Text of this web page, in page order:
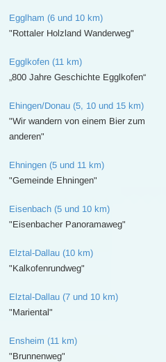
Egglham (6 und 10 km)
"Rottaler Holzland Wanderweg"
Egglkofen (11 km)
„800 Jahre Geschichte Egglkofen“
Ehingen/Donau (5, 10 und 15 km)
"Wir wandern von einem Bier zum
anderen"
Ehningen (5 und 11 km)
"Gemeinde Ehningen"
Eisenbach (5 und 10 km)
"Eisenbacher Panoramaweg"
Elztal-Dallau (10 km)
"Kalkofenrundweg"
Elztal-Dallau (7 und 10 km)
"Mariental"
Ensheim (11 km)
"Brunnenweg"